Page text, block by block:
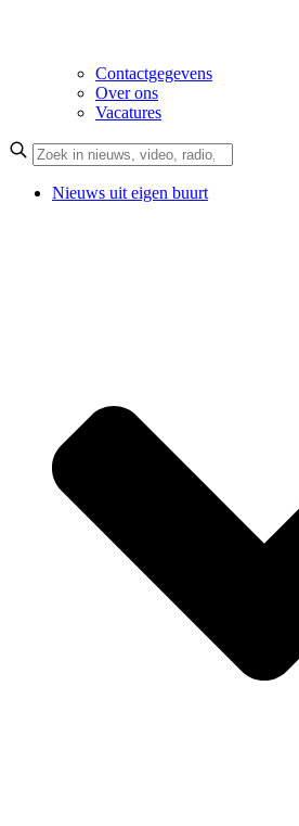
Contactgegevens
Over ons
Vacatures
Nieuws uit eigen buurt